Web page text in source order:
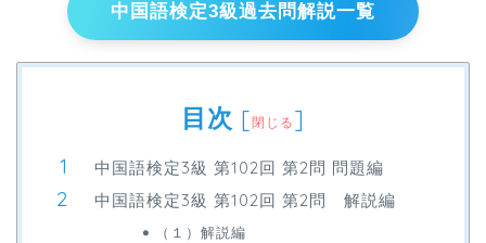
中国語検定3級過去問解説一覧
目次 [ 閉じる ]
中国語検定3級 第102回 第2問 問題編
中国語検定3級 第102回 第2問 解説編
（１）解説編